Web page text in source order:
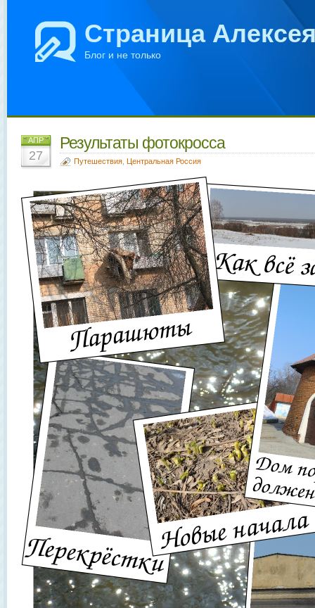
Страница
Блог и не только
АПР
27
Результаты фотокросса
Путешествия Центральная Россия